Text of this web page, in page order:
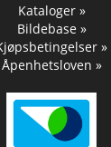
Kataloger »
Bildebase »
»
Åpenhetsloven »